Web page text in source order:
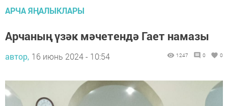
АРЧА ЯҢАЛЫКЛАРЫ
Арчаның үзәк мәчетендә Гает намазы
автор, 16 июнь 2024 - 10:54 1247 0 0